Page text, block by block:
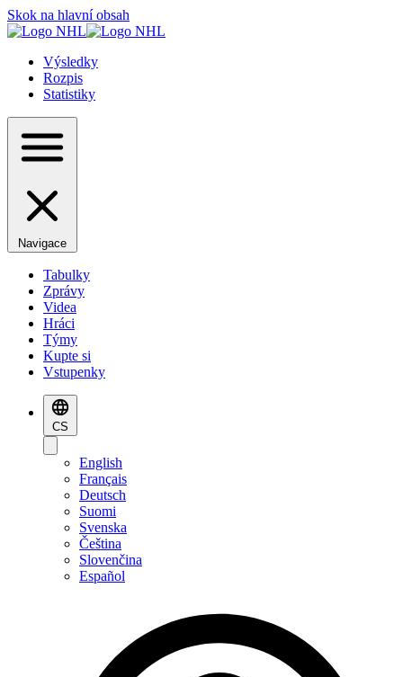
Skok na hlavní obsah
Výsledky
Rozpis
Statistiky
Navigace
Tabulky
Zprávy
Videa
Hráci
Týmy
Kupte si
Vstupenky
CS
English
Français
Deutsch
Suomi
Svenska
Čeština
Slovenčina
Español